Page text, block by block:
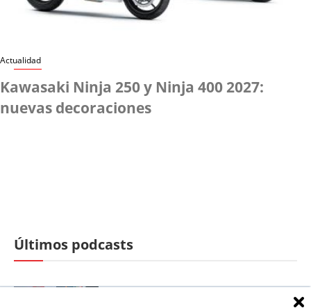
Actualidad
Kawasaki Ninja 250 y Ninja 400 2027:
nuevas decoraciones
Últimos podcasts